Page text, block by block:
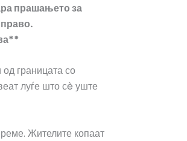
прашањето за
границата со
луѓе што сè уште
Жителите копаат